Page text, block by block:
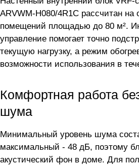
ARVWM-H080/4R1C рассчитан на
помещений площадью до 80 м².
управление помогает точно
текущую нагрузку, а режим
возможности использования в
Комфортная работа
шума
Минимальный уровень шума
максимальный - 48 дБ, поэтому
акустический фон в доме. Для